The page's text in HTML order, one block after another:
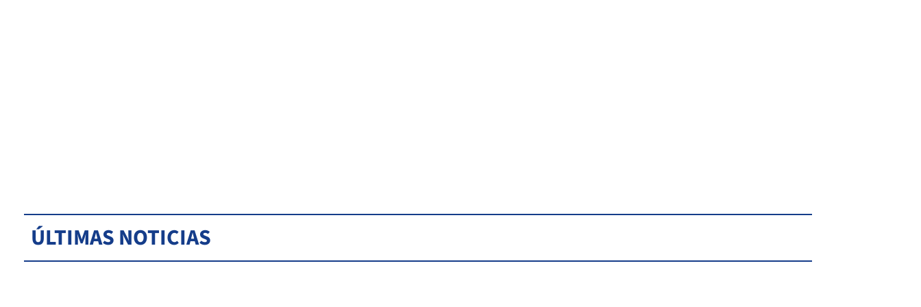
ÚLTIMAS NOTICIAS